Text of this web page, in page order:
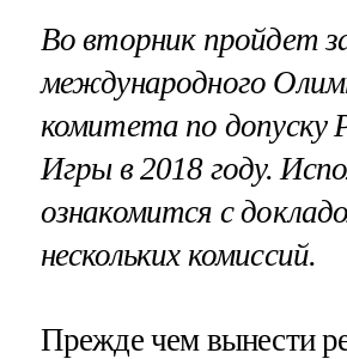
Во вторник пройдет
международного
комитета по допуску
Игры в 2018 году.
ознакомится с
нескольких комиссий.
Прежде чем вынести